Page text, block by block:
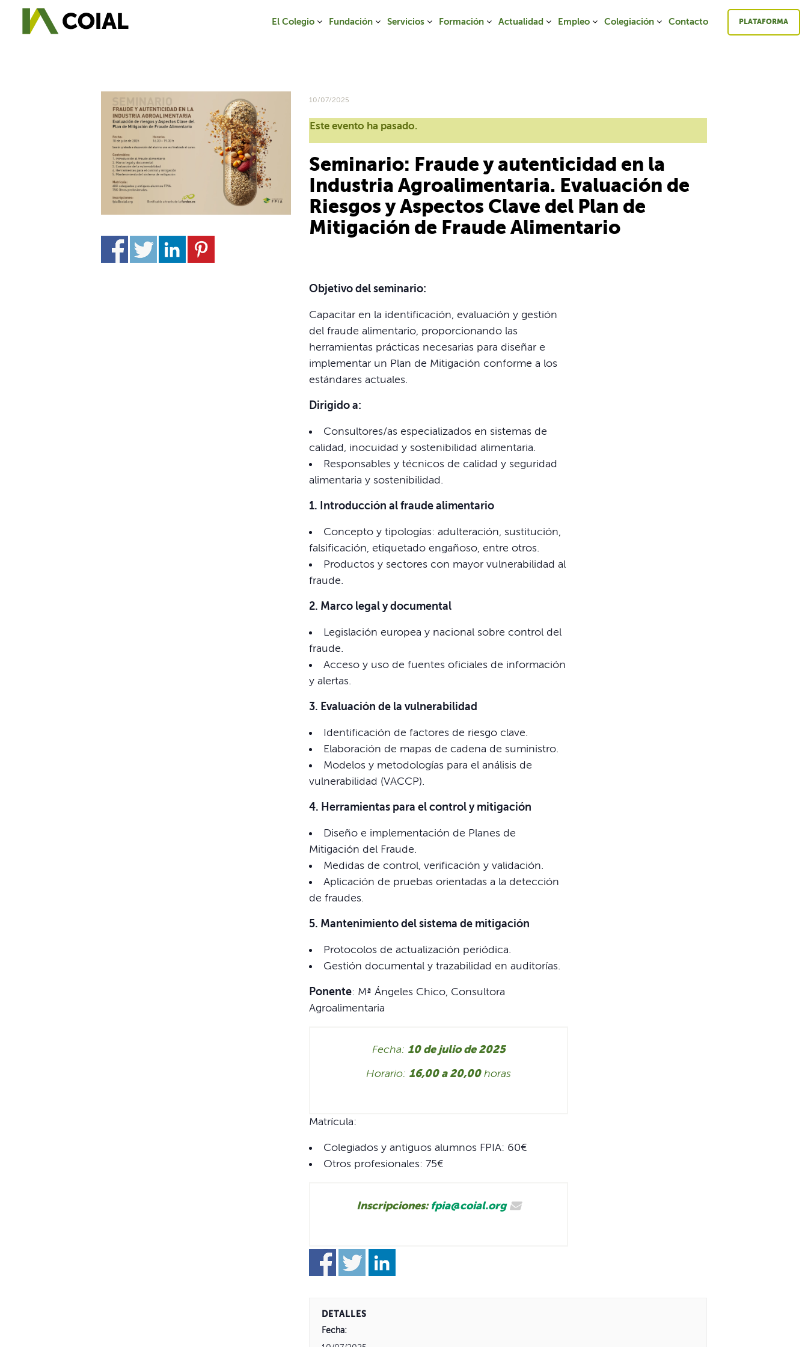
El Colegio Fundación Servicios Formación Actualidad Empleo Colegiación Contacto PLATAFORMA
10/07/2025
Este evento ha pasado.
Seminario: Fraude y autenticidad en la
Industria Agroalimentaria. Evaluación de
Riesgos y Aspectos Clave del Plan de
Mitigación de Fraude Alimentario
Objetivo del seminario:
Capacitar en la identificación, evaluación y gestión
del fraude alimentario, proporcionando las
herramientas prácticas necesarias para diseñar e
implementar un Plan de Mitigación conforme a los
estándares actuales.
Dirigido a:
Consultores/as especializados en sistemas de
calidad, inocuidad y sostenibilidad alimentaria.
Responsables y técnicos de calidad y seguridad
alimentaria y sostenibilidad.
1. Introducción al fraude alimentario
Concepto y tipologías: adulteración, sustitución,
falsificación, etiquetado engañoso, entre otros.
Productos y sectores con mayor vulnerabilidad al
fraude.
2. Marco legal y documental
Legislación europea y nacional sobre control del
fraude.
Acceso y uso de fuentes oficiales de información
y alertas.
3. Evaluación de la vulnerabilidad
Identificación de factores de riesgo clave.
Elaboración de mapas de cadena de suministro.
Modelos y metodologías para el análisis de
vulnerabilidad (VACCP).
4. Herramientas para el control y mitigación
Diseño e implementación de Planes de
Mitigación del Fraude.
Medidas de control, verificación y validación.
Aplicación de pruebas orientadas a la detección
de fraudes.
5. Mantenimiento del sistema de mitigación
Protocolos de actualización periódica.
Gestión documental y trazabilidad en auditorías.
Ponente: Mª Ángeles Chico, Consultora
Agroalimentaria
Fecha: 10 de julio de 2025
Horario: 16,00 a 20,00horas
Matrícula:
Colegiados y antiguos alumnos FPIA: 60€
Otros profesionales: 75€
Inscripciones:fpia@coial.org
DETALLES
Fecha: